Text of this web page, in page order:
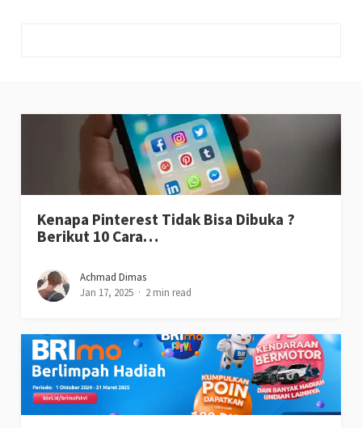
Kenapa Pinterest Tidak Bisa Dibuka ?
Berikut 10 Cara…
Achmad Dimas
Jan 17, 2025
2 min read